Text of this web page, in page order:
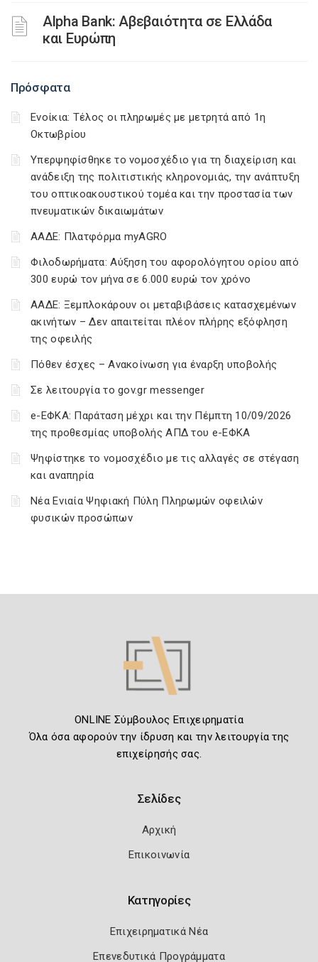
Alpha Bank: Αβεβαιότητα σε Ελλάδα
και Ευρώπη
Πρόσφατα
Ενοίκια: Τέλος οι πληρωμές με μετρητά από 1η
Οκτωβρίου
Υπερψηφίσθηκε το νομοσχέδιο για τη διαχείριση και
ανάδειξη της πολιτιστικής κληρονομιάς, την ανάπτυξη
του οπτικοακουστικού τομέα και την προστασία των
πνευματικών δικαιωμάτων
ΑΑΔΕ: Πλατφόρμα myAGRO
Φιλοδωρήματα: Αύξηση του αφορολόγητου ορίου από
300 ευρώ τον μήνα σε 6.000 ευρώ τον χρόνο
ΑΑΔΕ: Ξεμπλοκάρουν οι μεταβιβάσεις κατασχεμένων
ακινήτων – Δεν απαιτείται πλέον πλήρης εξόφληση
της οφειλής
Πόθεν έσχες – Ανακοίνωση για έναρξη υποβολής
Σε λειτουργία το gov.gr messenger
e-ΕΦΚΑ: Παράταση μέχρι και την Πέμπτη 10/09/2026
της προθεσμίας υποβολής ΑΠΔ του e-ΕΦΚΑ
Ψηφίστηκε το νομοσχέδιο με τις αλλαγές σε στέγαση
και αναπηρία
Νέα Ενιαία Ψηφιακή Πύλη Πληρωμών οφειλών
φυσικών προσώπων
ONLINE Σύμβουλος Επιχειρηματία
Όλα όσα αφορούν την ίδρυση και την λειτουργία της
επιχείρησής σας.
Σελίδες
Αρχική
Επικοινωνία
Κατηγορίες
Επιχειρηματικά Νέα
Επενεδυτικά Προγράμματα